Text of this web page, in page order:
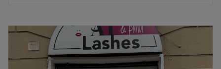
Martedì
10:00–18:00
Mercoledì
10:00 – 18:00
Giovedì
10:00–18:00
Venerdì
10:00